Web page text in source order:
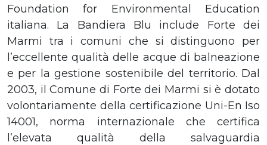
Foundation for Environmental Education
italiana. La Bandiera Blu include Forte dei
Marmi tra i comuni che si distinguono per
l’eccellente qualità delle acque di balneazione
e per la gestione sostenibile del territorio. Dal
2003, il Comune di Forte dei Marmi si è dotato
volontariamente della certificazione Uni-En Iso
14001, norma internazionale che certifica
l’elevata qualità della salvaguardia